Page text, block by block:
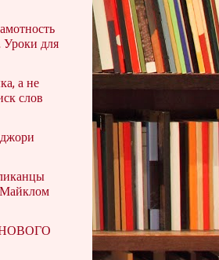
Уроки для
а не
слов